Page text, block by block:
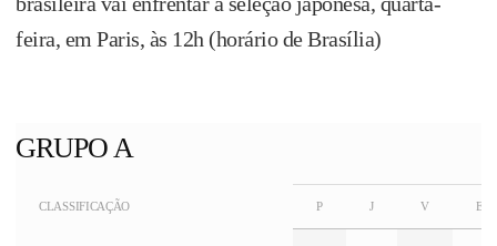
feira, em Paris, às 12h (horário de Brasília)
GRUPO A
CLASSIFICAÇÃO P J V E